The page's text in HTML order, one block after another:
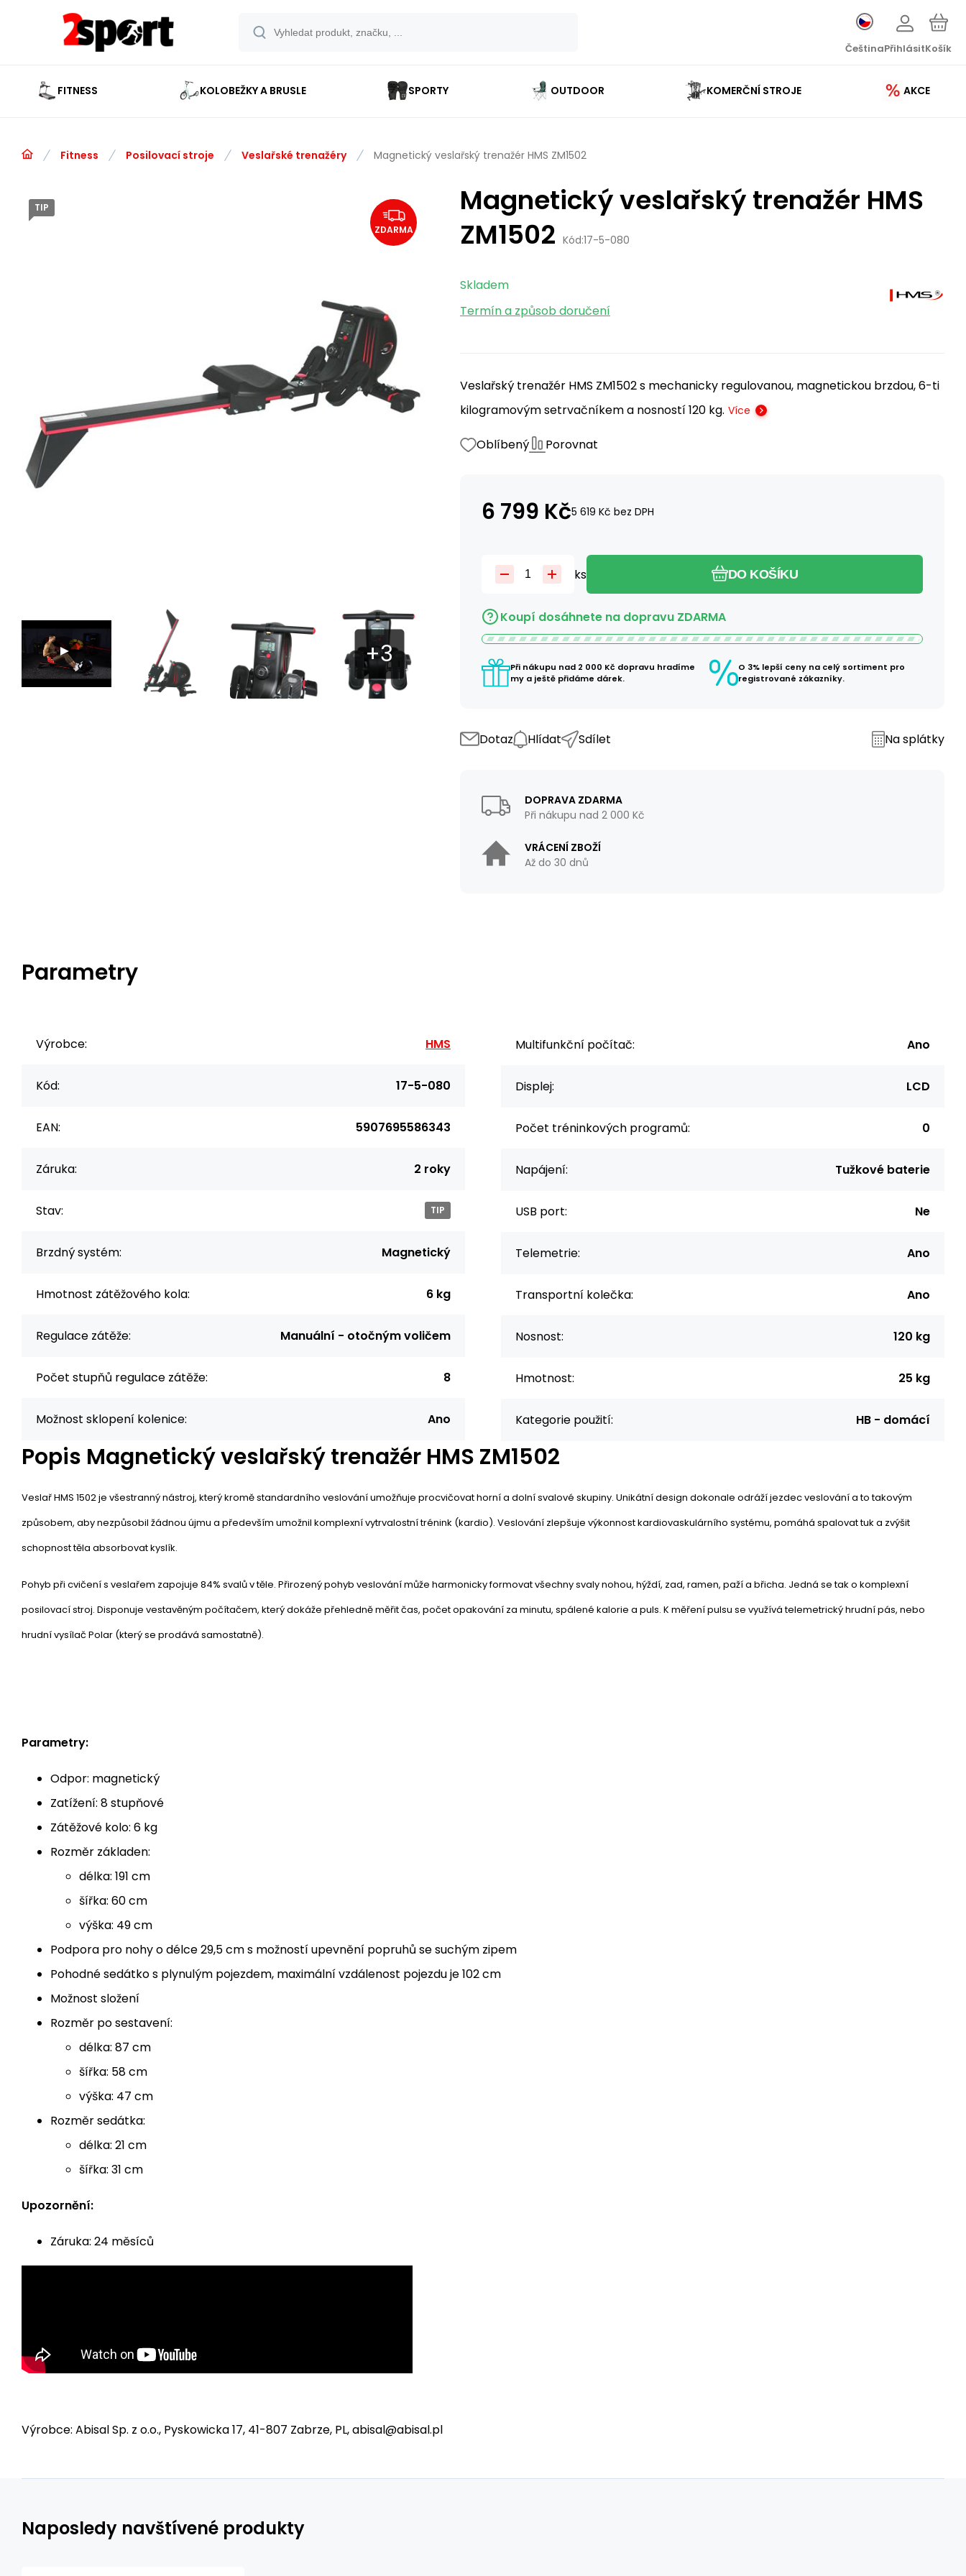
ČeštinaPřihlásitKošík
FITNESS KOLOBEŽKY A BRUSLE SPORTY OUTDOOR KOMERČNÍ STROJE AKCE
Fitness Posilovací stroje Veslařské trenažéry Magnetický veslařský trenažér HMS ZM1502
TIP
ZDARMA
Magnetický veslařský trenažér HMS
ZM1502 Kód:17-5-080
Skladem
Termín a způsob doručení
Veslařský trenažér HMS ZM1502 s mechanicky regulovanou, magnetickou brzdou, 6-ti
kilogramovým setrvačníkem a nosností 120 kg. Více
Oblíbený Porovnat
6 799 Kč5 619 Kč bez DPH
ks DO KOŠÍKU
Koupí dosáhnete na dopravu ZDARMA
Při nákupu nad 2 000 Kč dopravu hradíme
my a ještě přidáme dárek.
O 3% lepší ceny na celý sortiment pro
registrované zákazníky.
Dotaz Hlídat Sdílet Na splátky
DOPRAVA ZDARMA
Při nákupu nad 2 000 Kč
VRÁCENÍ ZBOŽÍ
Až do 30 dnů
Parametry
Výrobce: HMS
Kód: 17-5-080
EAN: 5907695586343
Záruka: 2 roky
Stav: TIP
Brzdný systém: Magnetický
Hmotnost zátěžového kola: 6 kg
Regulace zátěže: Manuální - otočným voličem
Počet stupňů regulace zátěže: 8
Možnost sklopení kolenice: Ano
Multifunkční počítač: Ano
Displej: LCD
Počet tréninkových programů: 0
Napájení: Tužkové baterie
USB port: Ne
Telemetrie: Ano
Transportní kolečka: Ano
Nosnost: 120 kg
Hmotnost: 25 kg
Kategorie použití: HB - domácí
Popis Magnetický veslařský trenažér HMS ZM1502
Veslař HMS 1502 je všestranný nástroj, který kromě standardního veslování umožňuje procvičovat horní a dolní svalové skupiny. Unikátní design dokonale odráží jezdec veslování a to takovým
způsobem, aby nezpůsobil žádnou újmu a především umožnil komplexní vytrvalostní trénink (kardio). Veslování zlepšuje výkonnostkardiovaskulárního systému, pomáhá spalovat tuk a zvýšit
schopnost těla absorbovat kyslík.
Pohyb při cvičení s veslařem zapojuje 84% svalů v těle. Přirozený pohyb veslování může harmonicky formovat všechny svaly nohou, hýždí, zad, ramen, paží a břicha. Jedná se tak o komplexní
posilovací stroj. Disponuje vestavěným počítačem, který dokáže přehledně měřit čas, počet opakování za minutu, spálené kalorie a puls. K měření pulsu se využívá telemetrický hrudní pás, nebo
hrudní vysílač Polar (který se prodává samostatně).
Parametry:
Odpor: magnetický
Zatížení: 8 stupňové
Zátěžové kolo: 6 kg
Rozměr základen:
délka: 191 cm
šířka: 60 cm
výška: 49 cm
Podpora pro nohy o délce 29,5 cm s možností upevnění popruhů se suchým zipem
Pohodné sedátko s plynulým pojezdem, maximální vzdálenost pojezdu je 102 cm
Možnost složení
Rozměr po sestavení:
délka: 87 cm
šířka: 58 cm
výška: 47 cm
Rozměr sedátka:
délka: 21 cm
šířka: 31 cm
Upozornění:
Záruka: 24 měsíců
Výrobce: Abisal Sp. z o.o., Pyskowicka 17, 41-807 Zabrze, PL, abisal@abisal.pl
Naposledy navštívené produkty